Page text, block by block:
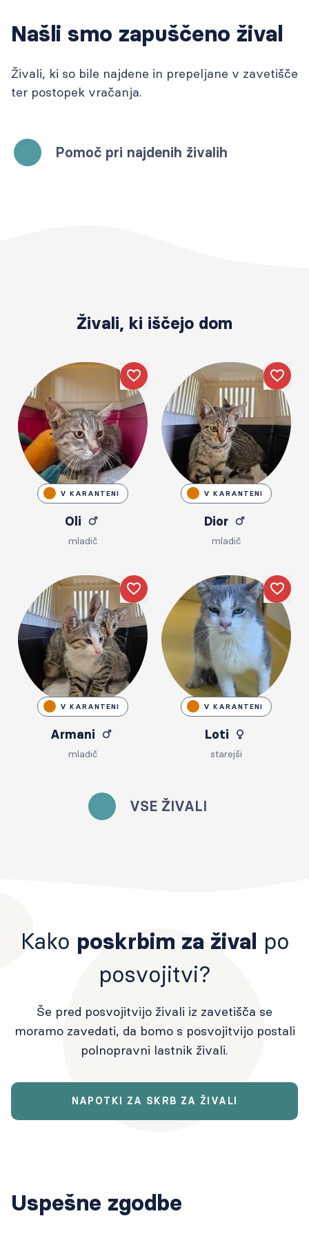
Našli smo zapuščeno žival
Živali, ki so bile najdene in prepeljane v zavetišče
ter postopek vračanja.
Pomoč pri najdenih živalih
Živali, ki iščejo dom
VSE ŽIVALI
Like
V KARANTENI
Oli
mladič
Like
V KARANTENI
Dior
mladič
Like
V KARANTENI
Armani
mladič
Like
V KARANTENI
Loti
starejši
Kako poskrbim za žival po
posvojitvi?
Še pred posvojitvijo živali iz zavetišča se
moramo zavedati, da bomo s posvojitvijo postali
polnopravni lastnik živali.
NAPOTKI ZA SKRB ZA ŽIVALI
Uspešne zgodbe